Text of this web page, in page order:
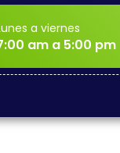
a viernes
am a 5:00 pm